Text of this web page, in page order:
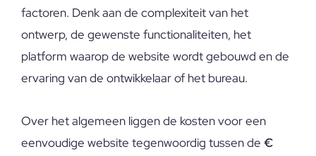
factoren. Denk aan de complexiteit van het
ontwerp, de gewenste functionaliteiten, het
platform waarop de website wordt gebouwd en de
ervaring van de ontwikkelaar of het bureau.
Over het algemeen liggen de kosten voor een
eenvoudige website tegenwoordig tussen de €